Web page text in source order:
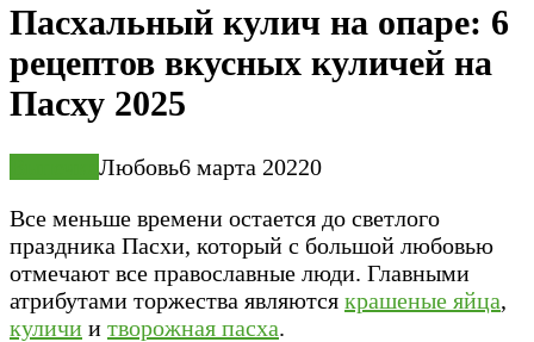
Пасхальный кулич на опаре: 6
рецептов вкусных куличей на
Пасху 2025
Любовь6 марта 20220
Все меньше времени остается до светлого
праздника Пасхи, который с большой любовью
отмечают все православные люди. Главными
атрибутами торжества являются крашеные яйца,
куличи и творожная пасха.